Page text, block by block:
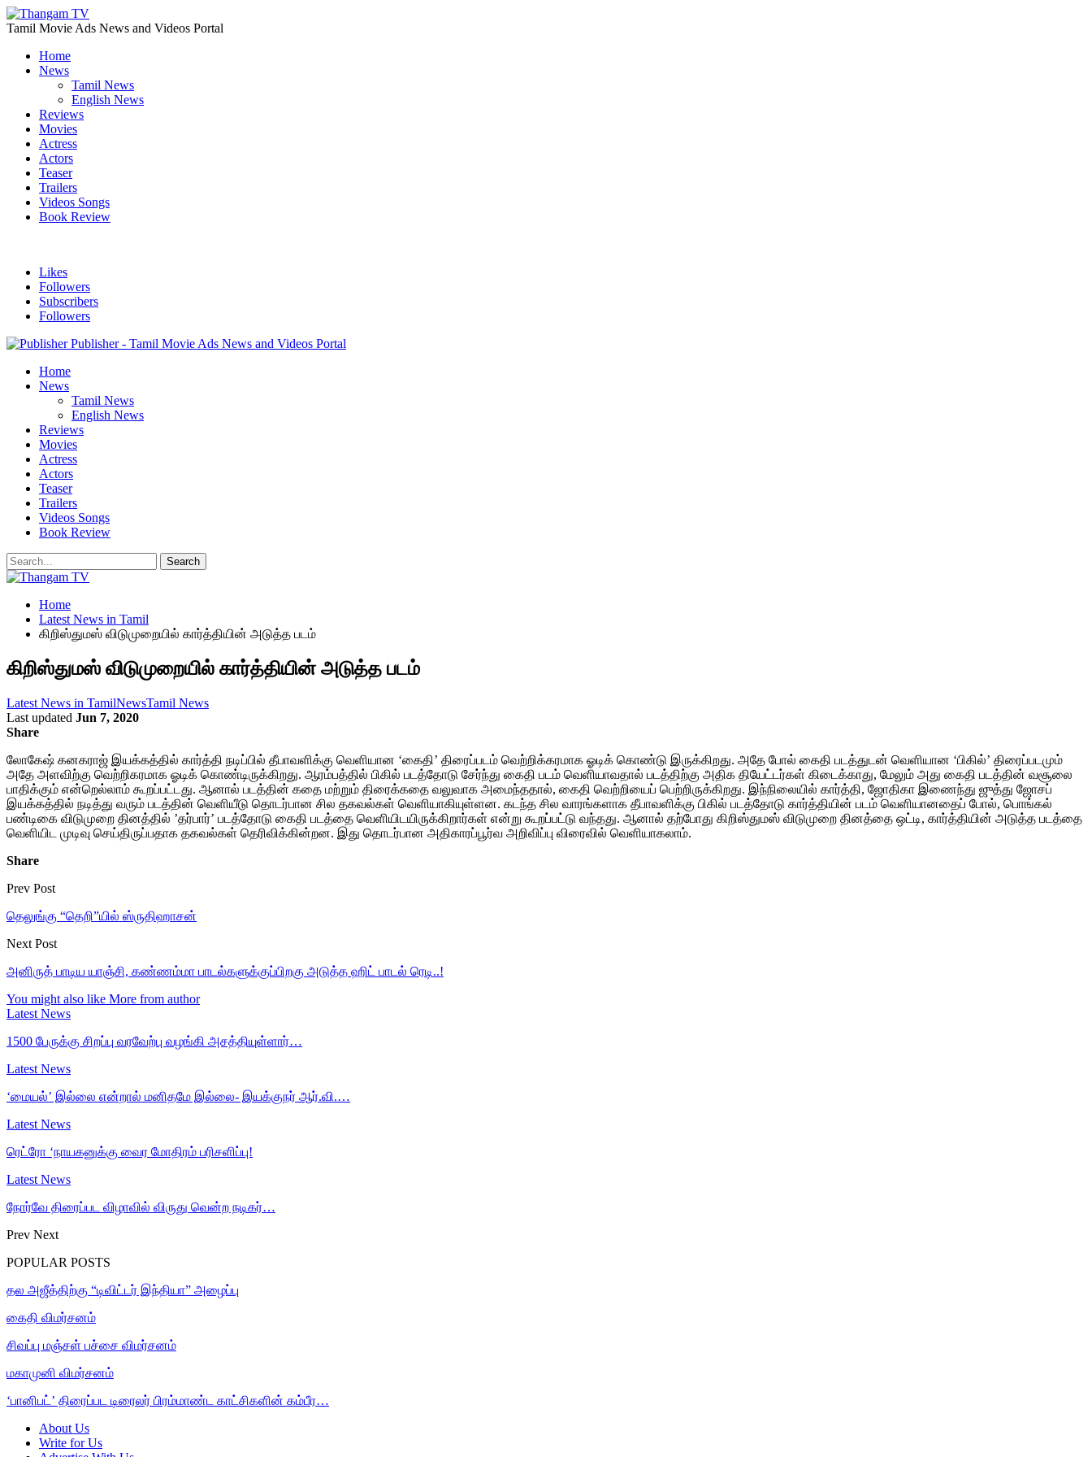
Tamil Movie Ads News and Videos Portal
Home
News
Tamil News
English News
Reviews
Movies
Actress
Actors
Teaser
Trailers
Videos Songs
Book Review
Likes
Followers
Subscribers
Followers
Publisher - Tamil Movie Ads News and Videos Portal
Home
News
Tamil News
English News
Reviews
Movies
Actress
Actors
Teaser
Trailers
Videos Songs
Book Review
Home
Latest News in Tamil
கிறிஸ்துமஸ் விடுமுறையில் கார்த்தியின் அடுத்த படம்
கிறிஸ்துமஸ் விடுமுறையில் கார்த்தியின் அடுத்த படம்
Latest News in TamilNewsTamil News
Last updated Jun 7, 2020
Share
லோகேஷ் கனகராஜ் இயக்கத்தில் கார்த்தி நடிப்பில் தீபாவளிக்கு வெளியான ‘கைதி’ திரைப்படம் வெற்றிக்கரமாக ஓடிக் கொண்டு இருக்கிறது. அதே போல் கைதி படத்துடன் வெளியான ‘பிகில்’ திரைப்படமும்
அதே அளவிற்கு வெற்றிகரமாக ஓடிக் கொண்டிருக்கிறது. ஆரம்பத்தில் பிகில் படத்தோடு சேர்ந்து கைதி படம் வெளியாவதால் படத்திற்கு அதிக தியேட்டர்கள் கிடைக்காது, மேலும் அது கைதி படத்தின் வசூலை
பாதிக்கும் என்றெல்லாம் கூறப்பட்டது. ஆனால் படத்தின் கதை மற்றும் திரைக்கதை வலுவாக அமைந்ததால், கைதி வெற்றியைப் பெற்றிருக்கிறது. இந்நிலையில் கார்த்தி, ஜோதிகா இணைந்து ஜுத்து ஜோசப்
இயக்கத்தில் நடித்து வரும் படத்தின் வெளியீடு தொடர்பான சில தகவல்கள் வெளியாகியுள்ளன. கடந்த சில வாரங்களாக தீபாவளிக்கு பிகில் படத்தோடு கார்த்தியின் படம் வெளியானதைப் போல், பொங்கல்
பண்டிகை விடுமுறை தினத்தில் ’தர்பார்’ படத்தோடு கைதி படத்தை வெளியிடயிருக்கிறார்கள் என்று கூறப்பட்டு வந்தது. ஆனால் தற்போது கிறிஸ்துமஸ் விடுமுறை தினத்தை ஒட்டி, கார்த்தியின் அடுத்த படத்தை
வெளியிட முடிவு செய்திருப்பதாக தகவல்கள் தெரிவிக்கின்றன. இது தொடர்பான அதிகாரப்பூர்வ அறிவிப்பு விரைவில் வெளியாகலாம்.
Share
Prev Post
தெலுங்கு “தெறி”யில் ஸ்ருதிஹாசன்
Next Post
அனிருத் பாடிய யாஞ்சி, கண்ணம்மா பாடல்களுக்குப்பிறகு அடுத்த ஹிட் பாடல் ரெடி..!
You might also like More from author
Latest News
1500 பேருக்கு சிறப்பு வரவேற்பு வழங்கி அசத்தியுள்ளார்…
Latest News
‘மையல்’ இல்லை என்றால் மனிதமே இல்லை- இயக்குநர் ஆர்.வி.…
Latest News
ரெட்ரோ ‘நாயகனுக்கு வைர மோதிரம் பரிசளிப்பு!
Latest News
நோர்வே திரைப்பட விழாவில் விருது வென்ற நடிகர்…
Prev Next
POPULAR POSTS
தல அஜீத்திற்கு “டிவிட்டர் இந்தியா” அழைப்பு
கைதி விமர்சனம்
சிவப்பு மஞ்சள் பச்சை விமர்சனம்
மகாமுனி விமர்சனம்
‘பானிபட்’ திரைப்பட டிரைலர் பிரம்மாண்ட காட்சிகளின் கம்பீர…
About Us
Write for Us